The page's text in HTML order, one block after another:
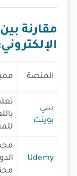
مقارنة
المنصة
سي
بوينت
Udemy